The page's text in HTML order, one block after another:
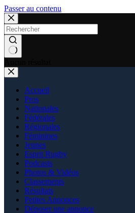
Passer au contenu
Accueil
Pros
Nationales
Fédérales
Régionales
Féminines
Jeunes
Esprit Rugby
Podcasts
Photos & Vidéos
Classements
Résultats
Petites Annonces
Déposer une annonce